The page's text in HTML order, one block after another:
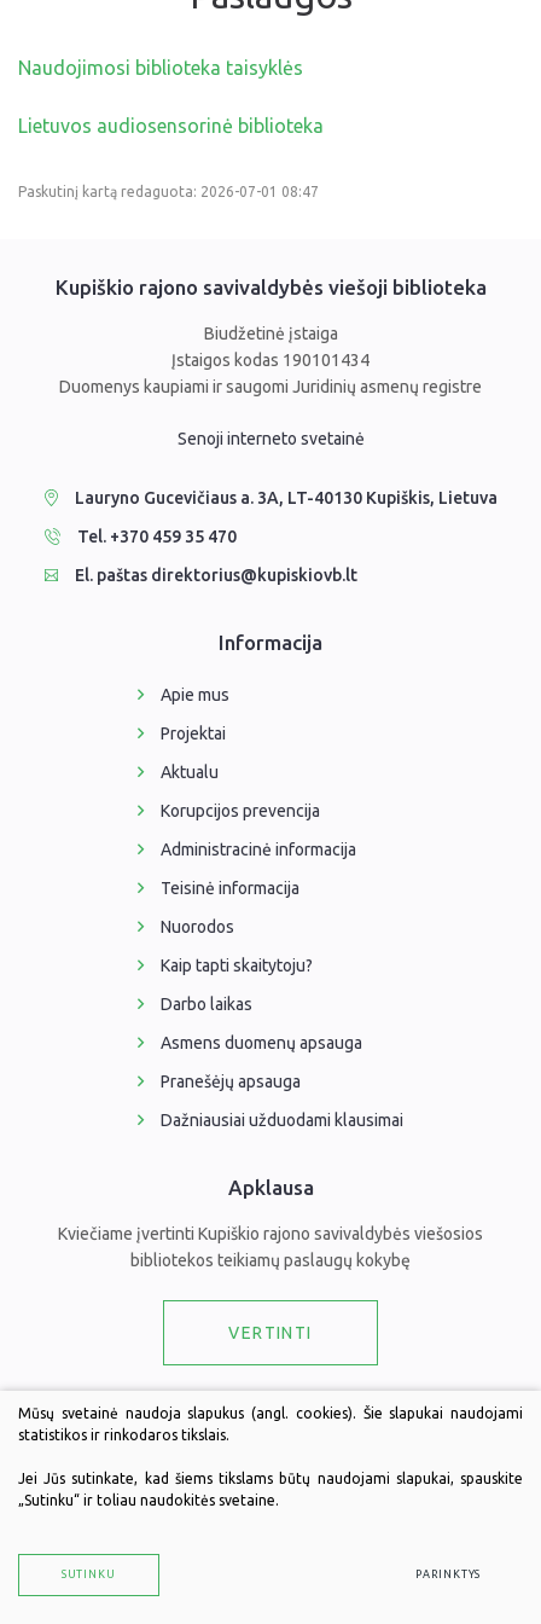
MIRKT Mokymai
Žirniukų klubas
NVŠ programa „Atrask ir kurk"
NVŠ programa SKAUTIŠKOS EKSPEDICIJOS
Viktorinos
Virtualios parodos
Parodos
Bibliotekos leidiniai
Kraštotyros darbai
Kupiškio krašto Garbės piliečiai
Skaitmeninės kolekcijos
Žymūs kupiškėnai
Ramybės takais: interaktyvi kelionė
Atminties erdvės ir ženklai Kupiškio krašte
Skulptūros, prabylančios autoriaus balsu
Naujienos
Darbo laikas
Virtualios parodos
NVŠ programa „Atrask ir kurk"
Periodiniai leidiniai
Tau patiks
Naudinga informacija
Padaliniai
Komisijos, darbo grupės
Duomenų bazės
Periodiniai leidiniai
Naudojimosi biblioteka taisyklės
Lietuvos audiosensorinė biblioteka
Paskutinį kartą redaguota: 2026-07-01 08:47
Kupiškio rajono savivaldybės viešoji biblioteka
Biudžetinė įstaiga
Įstaigos kodas 190101434
Duomenys kaupiami ir saugomi Juridinių asmenų registre
Senoji interneto svetainė
Lauryno Gucevičiaus a. 3A, LT-40130 Kupiškis, Lietuva
Tel. +370 459 35 470
El. paštas direktorius@kupiskiovb.lt
Informacija
Apie mus
Projektai
Aktualu
Korupcijos prevencija
Administracinė informacija
Teisinė informacija
Nuorodos
Kaip tapti skaitytoju?
Darbo laikas
Asmens duomenų apsauga
Pranešėjų apsauga
Dažniausiai užduodami klausimai
Apklausa
Kviečiame įvertinti Kupiškio rajono savivaldybės viešosios
bibliotekos teikiamų paslaugų kokybę
VERTINTI
Draugaukime
Mūsų svetainė naudoja slapukus (angl. cookies). Šie slapukai naudojami
statistikos ir rinkodaros tikslais.
Jei Jūs sutinkate, kad šiems tikslams būtų naudojami slapukai, spauskite
„Sutinku“ ir toliau naudokitės svetaine.
SUTINKU PARINKTYS